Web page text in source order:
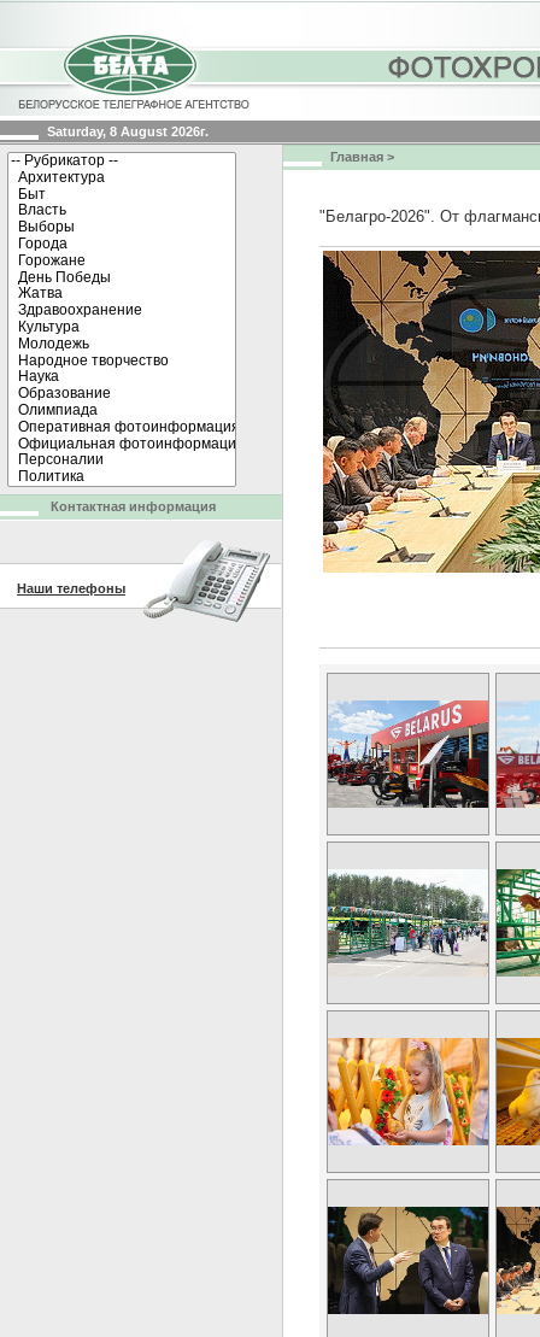
Saturday, 8 August 2026г.
Главная >
"Белагро-2026". От
Контактная информация
Наши телефоны